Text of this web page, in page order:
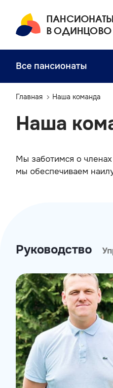
ПАНСИОНАТЫ
В ОДИНЦОВО
Все пансионаты
Главная Наша команда
Наша
Мы заботимся о
мы обеспечиваем
Руководство